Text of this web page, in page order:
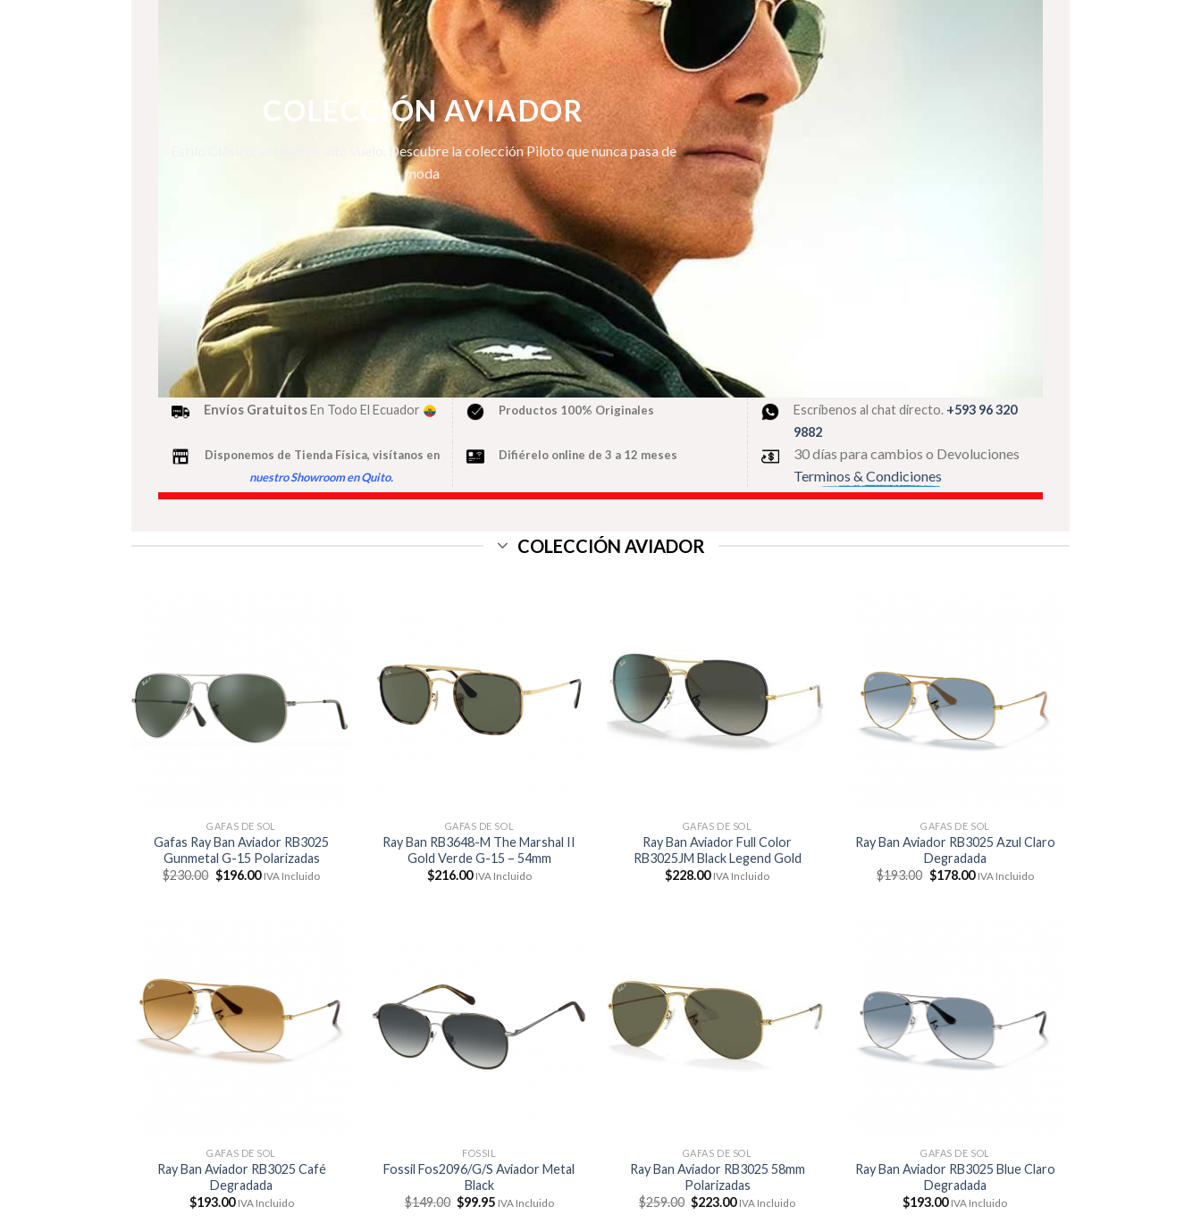
COLECCIÓN AVIADOR
Estilo Clásico, actitud de alto vuelo. Descubre la colección Piloto que nunca pasa de
moda
Envíos GratuitosEn Todo El Ecuador Productos 100% Originales Escríbenos al chat directo. +593 96 320
9882
Disponemos de Tienda Física, visítanos en
nuestro Showroom en Quito.
Difiérelo online de 3 a 12 meses
30 días para cambios o Devoluciones
Terminos & Condiciones
COLECCIÓN AVIADOR
GAFAS DE SOL
Gafas Ray Ban Aviador RB3025
Gunmetal G-15 Polarizadas
$230.00 El
precio
$196.00ElIVA Incluido
GAFAS DE SOL
Ray Ban RB3648-M The Marshal II
Gold Verde G-15 – 54mm
$216.00 IVA Incluido
GAFAS DE SOL
Ray Ban Aviador Full Color
RB3025JM Black Legend Gold
$228.00 IVA Incluido
GAFAS DE SOL
Ray Ban Aviador RB3025 Azul Claro
Degradada
$193.00 El
precio
$178.00ElIVA Incluido
GAFAS DE SOL
Ray Ban Aviador RB3025 Café
Degradada
$193.00 IVA Incluido
FOSSIL
Fossil Fos2096/G/S Aviador Metal
Black
$149.00 El
precio
$99.95ElIVA Incluido
GAFAS DE SOL
Ray Ban Aviador RB3025 58mm
Polarizadas
$259.00 El
precio
$223.00ElIVA Incluido
GAFAS DE SOL
Ray Ban Aviador RB3025 Blue Claro
Degradada
$193.00 IVA Incluido